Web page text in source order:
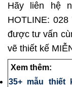
Hãy liên hệ
HOTLINE:
được tư vấn
vẽ thiết kế
Xem thêm:
35+ mẫu thiết